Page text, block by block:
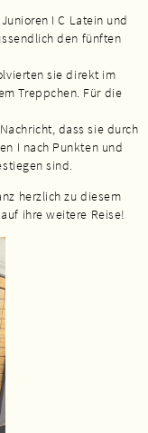
I C Latein und
den fünften
sie direkt im
Treppchen. Für die
dass sie durch
I nach Punkten und
sind.
herzlich zu diesem
ihre weitere Reise!